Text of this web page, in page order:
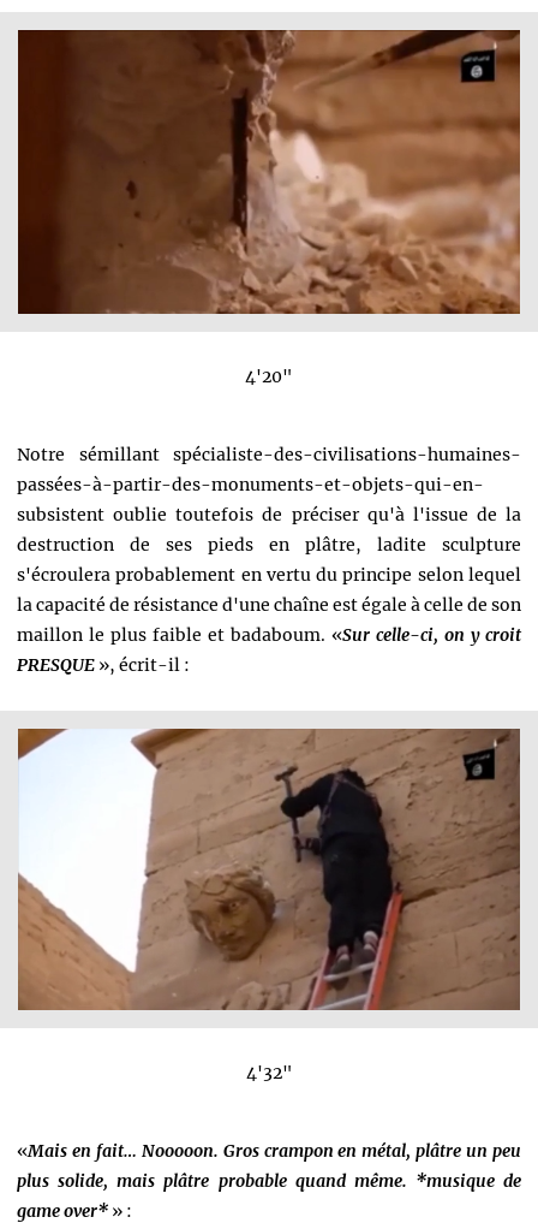
4'20"
Notre sémillant spécialiste-des-civilisations-humaines-
passées-à-partir-des-monuments-et-objets-qui-en-
subsistent oublie toutefois de préciser qu'à l'issue de la
destruction de ses pieds en plâtre, ladite sculpture
s'écroulera probablement en vertu du principe selon lequel
la capacité de résistance d'une chaîne est égale à celle de son
maillon le plus faible et badaboum. «Sur celle-ci, on y croit
PRESQUE », écrit-il :
4'32"
«Mais en fait… Nooooon. Gros crampon en métal, plâtre un peu
plus solide, mais plâtre probable quand même. *musique de
game over* » :